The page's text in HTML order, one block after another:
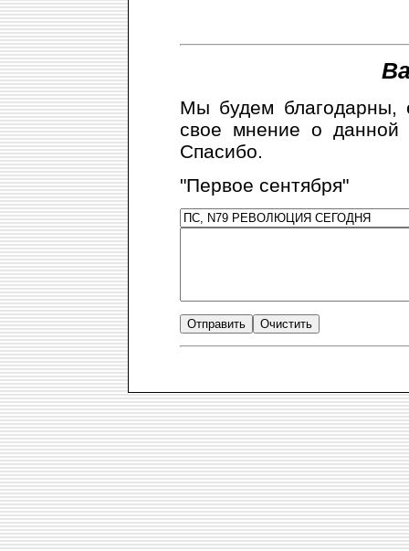
Мы будем благодарны,
свое мнение о данной
Спасибо.
"Первое сентября"